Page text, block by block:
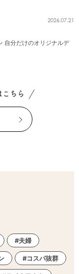
2026.07.21
自分だけのオリジナルデ
こちら
夫婦
コスパ抜群